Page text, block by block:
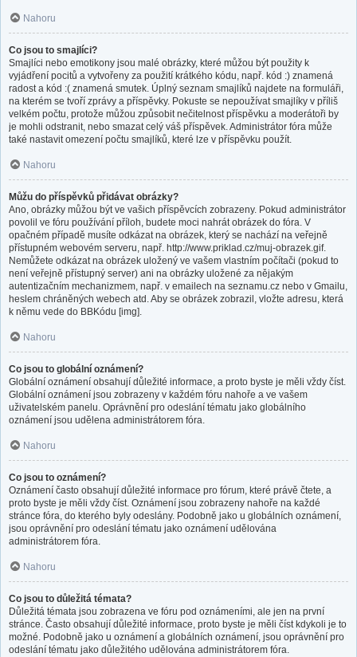
Nahoru
Co jsou to smajlíci?
Smajlíci nebo emotikony jsou malé obrázky, které můžou být použity k
vyjádření pocitů a vytvořeny za použití krátkého kódu, např. kód :) znamená
radost a kód :( znamená smutek. Úplný seznam smajlíků najdete na formuláři,
na kterém se tvoří zprávy a příspěvky. Pokuste se nepoužívat smajlíky v příliš
velkém počtu, protože můžou způsobit nečitelnost příspěvku a moderátoři by
je mohli odstranit, nebo smazat celý váš příspěvek. Administrátor fóra může
také nastavit omezení počtu smajlíků, které lze v příspěvku použít.
Nahoru
Můžu do příspěvků přidávat obrázky?
Ano, obrázky můžou být ve vašich příspěvcích zobrazeny. Pokud administrátor
povolil ve fóru používání příloh, budete moci nahrát obrázek do fóra. V
opačném případě musíte odkázat na obrázek, který se nachází na veřejně
přístupném webovém serveru, např. http://www.priklad.cz/muj-obrazek.gif.
Nemůžete odkázat na obrázek uložený ve vašem vlastním počítači (pokud to
není veřejně přístupný server) ani na obrázky uložené za nějakým
autentizačním mechanizmem, např. v emailech na seznamu.cz nebo v Gmailu,
heslem chráněných webech atd. Aby se obrázek zobrazil, vložte adresu, která
k němu vede do BBKódu [img].
Nahoru
Co jsou to globální oznámení?
Globální oznámení obsahují důležité informace, a proto byste je měli vždy číst.
Globální oznámení jsou zobrazeny v každém fóru nahoře a ve vašem
uživatelském panelu. Oprávnění pro odeslání tématu jako globálního
oznámení jsou udělena administrátorem fóra.
Nahoru
Co jsou to oznámení?
Oznámení často obsahují důležité informace pro fórum, které právě čtete, a
proto byste je měli vždy číst. Oznámení jsou zobrazeny nahoře na každé
stránce fóra, do kterého byly odeslány. Podobně jako u globálních oznámení,
jsou oprávnění pro odeslání tématu jako oznámení udělována
administrátorem fóra.
Nahoru
Co jsou to důležitá témata?
Důležitá témata jsou zobrazena ve fóru pod oznámeními, ale jen na první
stránce. Často obsahují důležité informace, proto byste je měli číst kdykoli je to
možné. Podobně jako u oznámení a globálních oznámení, jsou oprávnění pro
odeslání tématu jako důležitého udělována administrátorem fóra.